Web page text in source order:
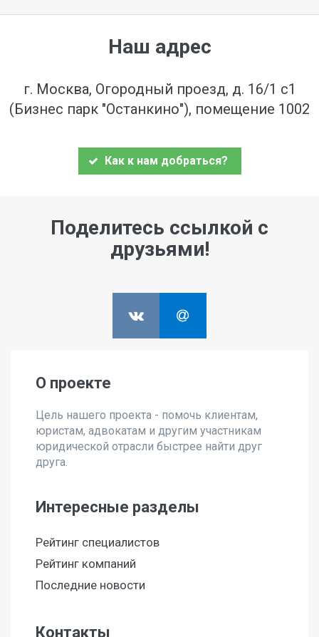
Наш адрес
г. Москва, Огородный проезд, д. 16/1 с1
(Бизнес парк "Останкино"), помещение 1002
Как к нам добраться?
Поделитесь ссылкой с
друзьями!
О проекте
Цель нашего проекта - помочь клиентам,
юристам, адвокатам и другим участникам
юридической отрасли быстрее найти друг
друга.
Интересные разделы
Рейтинг специалистов
Рейтинг компаний
Последние новости
Контакты